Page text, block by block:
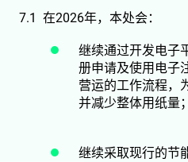
7.1 在2026年，本处会：
继续通过开发电子
册申请及使用电子
营运的工作流程，
并减少整体用纸量；
继续采取现行的节